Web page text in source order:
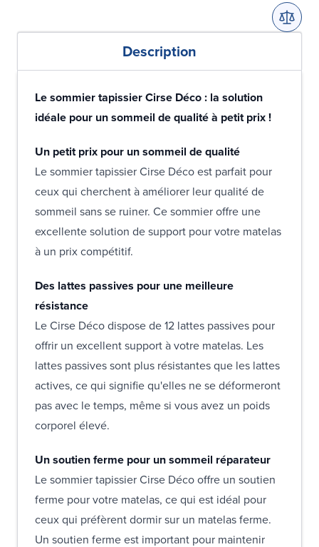
Description
Le sommier tapissier Cirse Déco : la solution
idéale pour un sommeil de qualité à petit prix !
Un petit prix pour un sommeil de qualité
Le sommier tapissier Cirse Déco est parfait pour
ceux qui cherchent à améliorer leur qualité de
sommeil sans se ruiner. Ce sommier offre une
excellente solution de support pour votre matelas
à un prix compétitif.
Des lattes passives pour une meilleure
résistance
Le Cirse Déco dispose de 12 lattes passives pour
offrir un excellent support à votre matelas. Les
lattes passives sont plus résistantes que les lattes
actives, ce qui signifie qu'elles ne se déformeront
pas avec le temps, même si vous avez un poids
corporel élevé.
Un soutien ferme pour un sommeil réparateur
Le sommier tapissier Cirse Déco offre un soutien
ferme pour votre matelas, ce qui est idéal pour
ceux qui préfèrent dormir sur un matelas ferme.
Un soutien ferme est important pour maintenir